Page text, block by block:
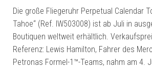
Die große Fliegeruhr Perpetual Calendar
Tahoe“ (Ref. IW503008) ist ab Juli in
Boutiquen weltweit erhältlich.
Referenz: Lewis Hamilton, Fahrer des
Petronas Formel-1™-Teams, nahm am 4.